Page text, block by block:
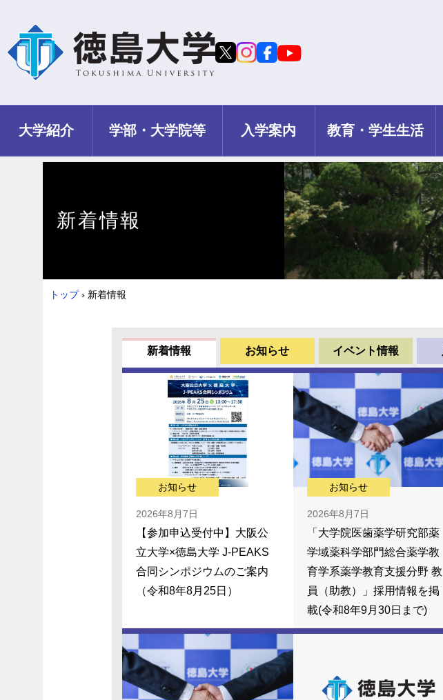
大学紹介 学部・大学院等 入学案内 教育・学生生活
新着情報
トップ › 新着情報
新着情報 お知らせ イベント情報
お知らせ
2026年8月7日
【参加申込受付中】大阪公
立大学×徳島大学 J-PEAKS
合同シンポジウムのご案内
（令和8年8月25日）
お知らせ
2026年8月7日
「大学院医歯薬学研究部薬
学域薬科学部門総合薬学教
育学系薬学教育支援分野 教
員（助教）」採用情報を掲
載(令和8年9月30日まで)